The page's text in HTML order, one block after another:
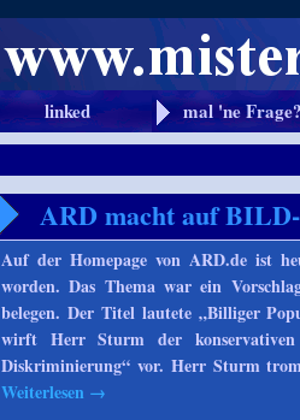
linked
mal 'ne
ARD macht auf
Auf der Homepage von ARD.de ist
worden. Das Thema war ein
belegen. Der Titel lautete „Billiger
wirft Herr Sturm der konservativen
Diskriminierung“ vor. Herr Sturm
Weiterlesen →